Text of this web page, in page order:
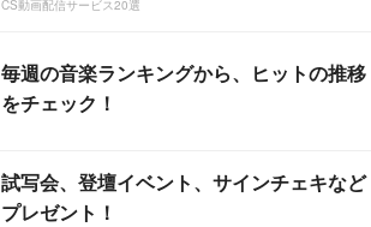
CS動画配信サービス20選
毎週の音楽ランキングから、ヒットの推移
をチェック！
試写会、登壇イベント、サインチェキなど
プレゼント！